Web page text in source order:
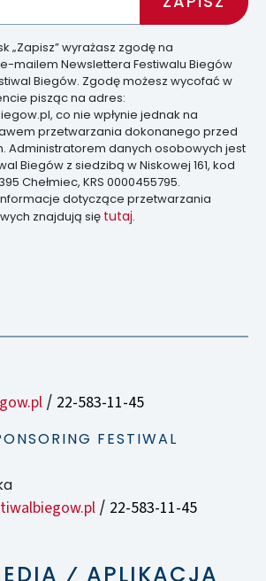
„Zapisz” wyrażasz zgodę na
mailem Newslettera Festiwalu Biegów
Biegów. Zgodę możesz wycofać w
pisząc na adres:
co nie wpłynie jednak na
przetwarzania dokonanego przed
Administratorem danych osobowych jest
Biegów z siedzibą w Niskowej 161, kod
Chełmiec, KRS 0000455795.
dotyczące przetwarzania
znajdują się tutaj.
/ 22-583-11-45
FESTIWAL
/ 22-583-11-45
⁄ APLIKACJA